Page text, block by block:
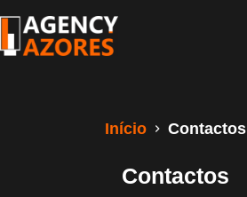
Pular
para
Início Contactos
Contactos